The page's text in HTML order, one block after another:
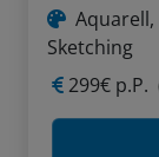
Aquarell,
Sketching
299€ p.P.